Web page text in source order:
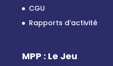
CGU
Rapports d’activité
MPP : Le Jeu